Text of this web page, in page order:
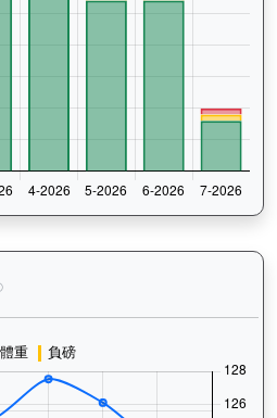
萬里鵬躍（L009）— 馬匹體重與負磅